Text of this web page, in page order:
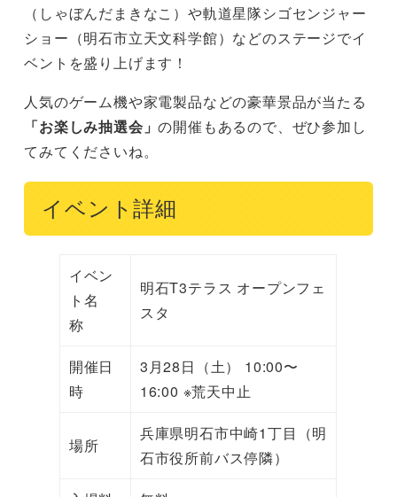
（しゃぼんだまきなこ）や軌道星隊シゴセンジャー
ショー（明石市立天文科学館）などのステージでイ
ベントを盛り上げます！
人気のゲーム機や家電製品などの豪華景品が当たる
「お楽しみ抽選会」の開催もあるので、ぜひ参加し
てみてくださいね。
イベント詳細
イベン
ト名
称
明石T3テラス オープンフェ
スタ
開催日
時
3月28日（土） 10:00〜
16:00 ※荒天中止
場所
兵庫県明石市中崎1丁目（明
石市役所前バス停隣）